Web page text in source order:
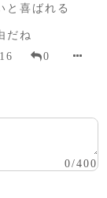
と喜ばれる
だね
16 0
0/400